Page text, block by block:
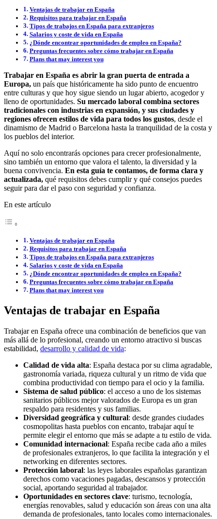
Ventajas de trabajar en España
Requisitos para trabajar en España
Tipos de trabajos en España para extranjeros
Salarios y coste de vida en España
¿Dónde encontrar oportunidades de empleo en España?
Preguntas frecuentes sobre cómo trabajar en España
Plans that may interest you
Trabajar en España es abrir la gran puerta de entrada a
Europa, un país que históricamente ha sido punto de encuentro
entre culturas y que hoy sigue siendo un lugar abierto, acogedor y
lleno de oportunidades. Su mercado laboral combina sectores
tradicionales con industrias en expansión, y sus ciudades y
regiones ofrecen estilos de vida para todos los gustos, desde el
dinamismo de Madrid o Barcelona hasta la tranquilidad de la costa y
los pueblos del interior.
Aquí no solo encontrarás opciones para crecer profesionalmente,
sino también un entorno que valora el talento, la diversidad y la
buena convivencia. En esta guía te contamos, de forma clara y
actualizada, qué requisitos debes cumplir y qué consejos puedes
seguir para dar el paso con seguridad y confianza.
En este artículo
Ventajas de trabajar en España
Requisitos para trabajar en España
Tipos de trabajos en España para extranjeros
Salarios y coste de vida en España
¿Dónde encontrar oportunidades de empleo en España?
Preguntas frecuentes sobre cómo trabajar en España
Plans that may interest you
Ventajas de trabajar en España
Trabajar en España ofrece una combinación de beneficios que van
más allá de lo profesional, creando un entorno atractivo si buscas
estabilidad, desarrollo y calidad de vida:
Calidad de vida alta: España destaca por su clima agradable,
gastronomía variada, riqueza cultural y un ritmo de vida que
combina productividad con tiempo para el ocio y la familia.
Sistema de salud público: el acceso a uno de los sistemas
sanitarios públicos mejor valorados de Europa es un gran
respaldo para residentes y sus familias.
Diversidad geográfica y cultural: desde grandes ciudades
cosmopolitas hasta pueblos con encanto, trabajar aquí te
permite elegir el entorno que más se adapte a tu estilo de vida.
Comunidad internacional: España recibe cada año a miles
de profesionales extranjeros, lo que facilita la integración y el
networking en diferentes sectores.
Protección laboral: las leyes laborales españolas garantizan
derechos como vacaciones pagadas, descansos y protección
social, aportando seguridad al trabajador.
Oportunidades en sectores clave: turismo, tecnología,
energías renovables, salud y educación son áreas con una alta
demanda de profesionales, tanto locales como internacionales.